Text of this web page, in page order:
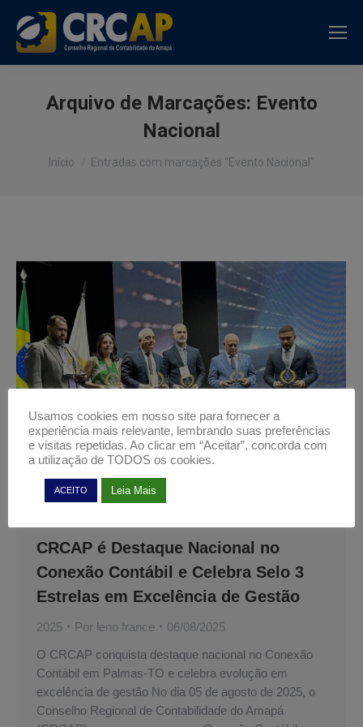
Arquivo de Marcações: Evento
Nacional
Início Entradas com marcações "Evento Nacional"
CRCAP é Destaque Nacional no
Conexão Contábil e Celebra Selo 3
Estrelas em Excelência de Gestão
2025 Por leno france
06/08/2025
O CRCAP conquista destaque nacional no Conexão
Contábil em Palmas-TO e celebra evolução em
excelência de gestão No dia 05 de agosto de 2025, o
Conselho Regional de Contabilidade do Amapá
Usamos cookies em nosso site para fornecer a
experiência mais relevante, lembrando suas preferências
e visitas repetidas. Ao clicar em “Aceitar”, concorda com
a utilização de TODOS os cookies.
ACEITO Leia Mais